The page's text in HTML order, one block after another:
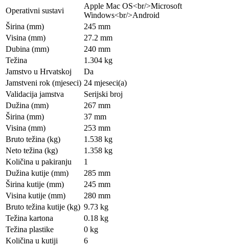
Operativni sustavi
Apple Mac OS<br/>Microsoft
Windows<br/>Android
Širina (mm)
245 mm
Visina (mm)
27.2 mm
Dubina (mm)
240 mm
Težina
1.304 kg
Jamstvo u Hrvatskoj
Da
Jamstveni rok (mjeseci) 24 mjeseci(a)
Validacija jamstva
Serijski broj
Dužina (mm)
267 mm
Širina (mm)
37 mm
Visina (mm)
253 mm
Bruto težina (kg)
1.538 kg
Neto težina (kg)
1.358 kg
Količina u pakiranju
1
Dužina kutije (mm)
285 mm
Širina kutije (mm)
245 mm
Visina kutije (mm)
280 mm
Bruto težina kutije (kg) 9.73 kg
Težina kartona
0.18 kg
Težina plastike
0 kg
Količina u kutiji
6